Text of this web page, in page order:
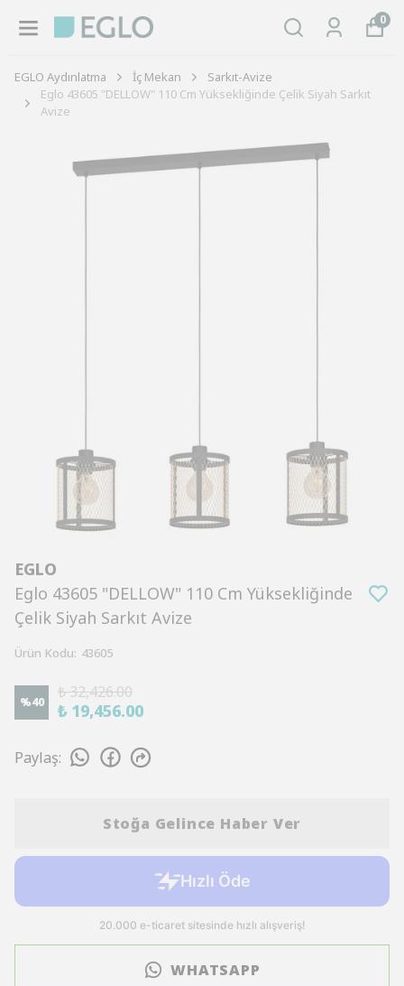
0
EGLO Aydınlatma İç Mekan
Sarkıt-Avize
Eglo 43605 "DELLOW" 110 Cm Yüksekliğinde Çelik Siyah Sarkıt
Avize
EGLO
Eglo 43605 "DELLOW" 110 Cm Yüksekliğinde
Çelik Siyah Sarkıt Avize
Ürün Kodu: 43605
%40
₺ 32,426.00
₺ 19,456.00
Paylaş:
Stoğa Gelince Haber Ver
WHATSAPP